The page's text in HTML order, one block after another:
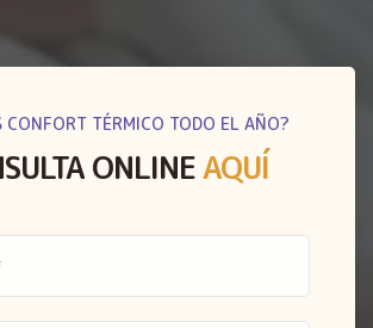
CONFORT TÉRMICO TODO EL AÑO?
ONLINEAQUÍ